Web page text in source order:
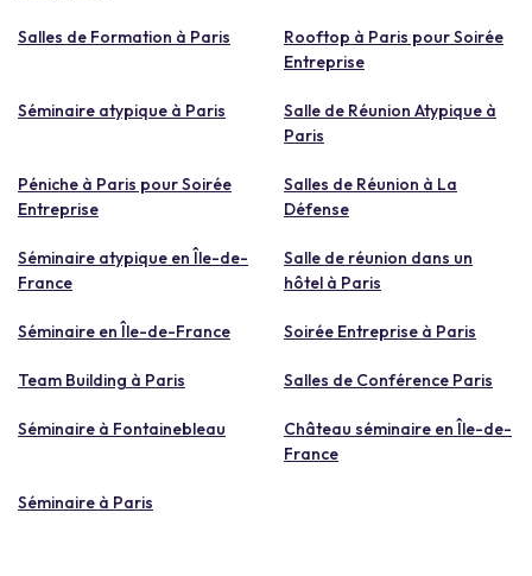
Salles de Formation à Paris
Rooftop à Paris pour Soirée
Entreprise
Séminaire atypique à Paris
Salle de Réunion Atypique à
Paris
Péniche à Paris pour Soirée
Entreprise
Salles de Réunion à La
Défense
Séminaire atypique en Île-de-
France
Salle de réunion dans un
hôtel à Paris
Séminaire en Île-de-France Soirée Entreprise à Paris
Team Building à Paris Salles de Conférence Paris
Séminaire à Fontainebleau
Château séminaire en Île-de-
France
Séminaire à Paris